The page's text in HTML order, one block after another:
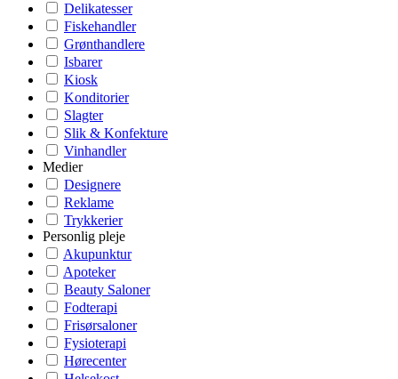
Delikatesser
Fiskehandler
Grønthandlere
Isbarer
Kiosk
Konditorier
Slagter
Slik & Konfekture
Vinhandler
Medier
Designere
Reklame
Trykkerier
Personlig pleje
Akupunktur
Apoteker
Beauty Saloner
Fodterapi
Frisørsaloner
Fysioterapi
Hørecenter